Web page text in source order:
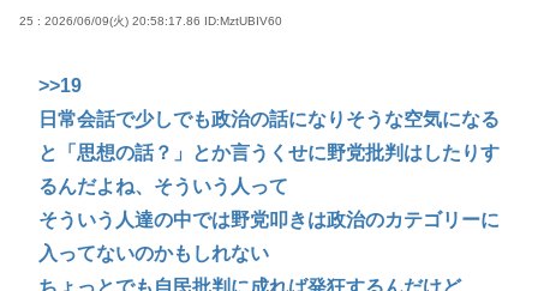
25 : 2026/06/09(火) 20:58:17.86 ID:MztUBIV60
>>19
日常会話で少しでも政治の話になりそうな空気になる
と「思想の話？」とか言うくせに野党批判はしたりす
るんだよね、そういう人って
そういう人達の中では野党叩きは政治のカテゴリーに
入ってないのかもしれない
ちょっとでも自民批判に成れば発狂するんだけど